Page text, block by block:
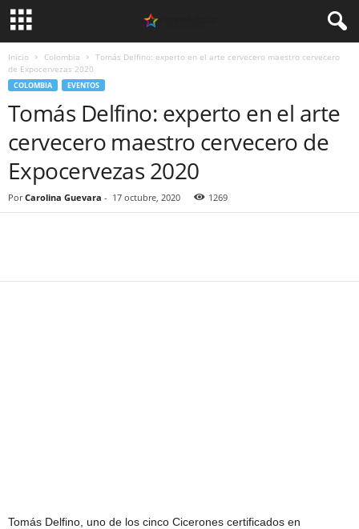
Inicio Colombia
Tomás Delfino: experto en el arte cervecero maestro cervecero
de Expocervezas 2020
COLOMBIA EVENTOS
Tomás Delfino: experto en el arte
cervecero maestro cervecero de
Expocervezas 2020
Por Carolina Guevara - 17 octubre, 2020 1269
Tomás Delfino, uno de los cinco Cicerones certificados en